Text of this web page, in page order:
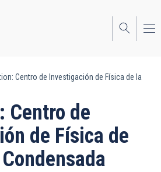
Centro de Investigación de Física de la
Centro de
de Física de